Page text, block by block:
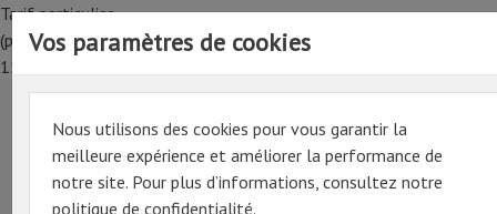
Tarif particulier,
(professionnel, connectez-vous pour bénéficier de la remise de
15%)
Tarif particulier,
(professionnel, connectez-vous pour bénéficier de la
remise de 15%)
07 69 94 13 47
Vos paramètres de cookies
Nous utilisons des cookies pour vous garantir la
meilleure expérience et améliorer la performance de
notre site. Pour plus d’informations, consultez notre
politique de confidentialité.